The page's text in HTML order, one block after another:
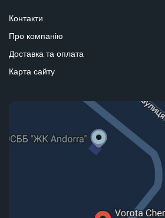
Контакти
Про компанію
Доставка та оплата
Карта сайту